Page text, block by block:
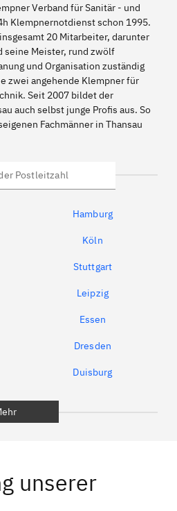
Verband für Sanitär - und
Klempnernotdienst schon 1995.
20 Mitarbeiter, darunter
seine Meister, rund zwölf
und Organisation zuständig
zwei angehende Klempner für
Seit 2007 bildet der
auch selbst junge Profis aus. So
Fachmänner in Thansau
Hamburg
Köln
Stuttgart
Leipzig
Essen
Dresden
Duisburg
Bamberg
unserer